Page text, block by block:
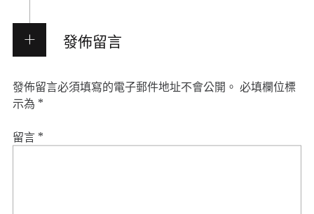
發佈留言
發佈留言必須填寫的電子郵件地址不會公開。 必填欄位標
示為 *
留言 *